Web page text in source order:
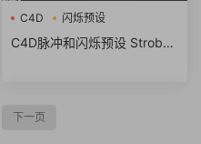
C4D 闪烁预设
C4D脉冲和闪烁预设 Strobe
下一页